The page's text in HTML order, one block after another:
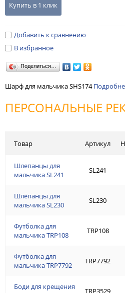
Купить в 1 клик
Добавить к сравнению
В избранное
Поделиться…
Шарф для мальчика SHS174
ПЕРСОНАЛЬНЫЕ
Товар
Шлепанцы для
мальчика SL241
Шлёпанцы для
мальчика SL230
Футболка для
мальчика TRP108
Футболка для
мальчика TRP7792
Боди для крещения
Артикул
SL241
SL230
TRP108
TRP7792
TRP3529